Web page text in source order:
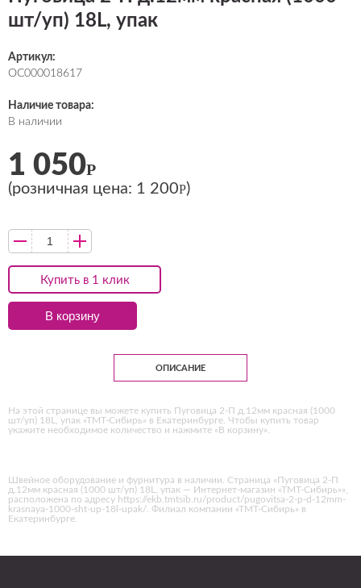
шт/уп) 18L, упак
Артикул:
ОС000018617
Наличие товара:
В наличии
Купить в 1 клик
1 050Р
(розничная цена: 1 200Р)
В корзину
ОПИСАНИЕ
На этой странице вы можете купить Пуговица 2-П д.12мм красная (1000
шт/уп) 18L, упак «ТМТ-Сибирь» в Екатеринбурге. Чтобы купить товар
укажите необходимое количество и нажмите «В корзину».
Швейное оборудование и фурнитура в наличии. Страница «Пуговица 2-П
д.12мм красная (1000 шт/уп) 18L, упак — Интернет-магазин «ТМТ-Сибирь»»,
расположена по адресу https://ekb.tmtsib.ru/product/pugovitsa-2-p-d-12mm-
krasnaya-1000-sht-up-18l-upak/. Филиал компании «ТМТ-Сибирь» в
Екатеринбурге.